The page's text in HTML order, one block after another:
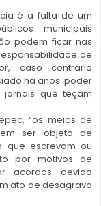
é a falta de um
municipais
podem ficar nas
de
caso contrário
há anos: poder
que teçam
“os meios de
ser objeto de
que escrevam ou
por motivos de
acordos devido
ato de desagravo